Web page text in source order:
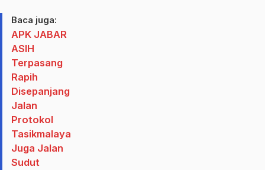
Baca juga:
APK JABAR
ASIH
Terpasang
Rapih
Disepanjang
Jalan
Protokol
Tasikmalaya
Juga Jalan
Sudut